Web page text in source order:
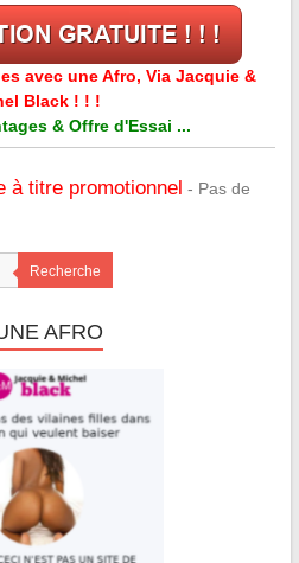
avec une Afro, Via Jacquie &
Black ! ! !
& Offre d'Essai ...
à titre promotionnel - Pas de
Recherche
AFRO